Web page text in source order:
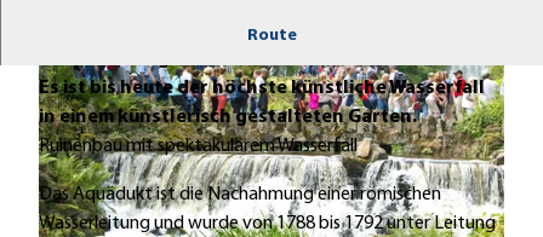
© Stadt Kassel; Foto: Weber Fotografie Kassel
Route
Das Aquädukt ist die Nachahmung einer römischen
Es ist bis heute der höchste künstliche Wasserfall
in einem künstlerisch gestalteten Garten.
Ruinenbau mit spektakulärem Wasserfall
Das Aquädukt ist die Nachahmung einer römischen
Wasserleitung und wurde von 1788 bis 1792 unter Leitung